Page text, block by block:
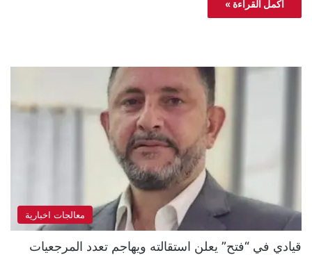
أكمل القراءة »
معالجات اخبارية
قيادي في “فتح” يعلن استقالته ويهاجم تعدد المرجعيات